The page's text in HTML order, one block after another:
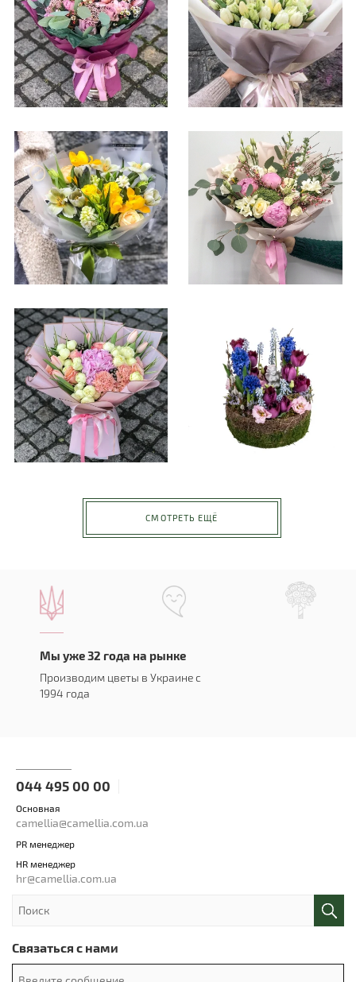
СМОТРЕТЬ ЕЩЁ
Мы уже 32 года на рынке
Производим цветы в Украине с
1994 года
044 495 00 00
Основная
camellia@camellia.com.ua
PR менеджер
HR менеджер
hr@camellia.com.ua
Связаться с нами